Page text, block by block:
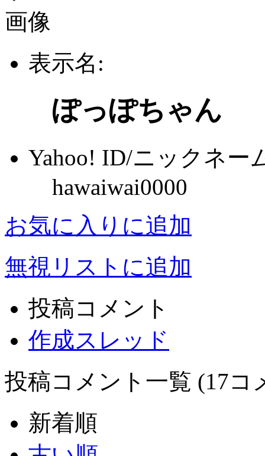
表示名:
ぽっぽちゃん
Yahoo! ID/ニックネー
hawaiwai0000
お気に入りに追加
無視リストに追加
投稿コメント
作成スレッド
投稿コメント一覧 (17コ
新着順